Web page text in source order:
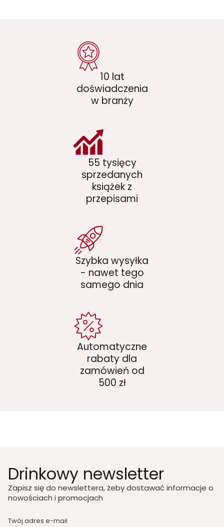
10 lat
doświadczenia
w branży
55 tysięcy
sprzedanych
książek z
przepisami
Szybka wysyłka
- nawet tego
samego dnia
Automatyczne
rabaty dla
zamówień od
500 zł
Drinkowy newsletter
Zapisz się do newslettera, żeby dostawać informacje o
nowościach i promocjach
Twój adres e-mail